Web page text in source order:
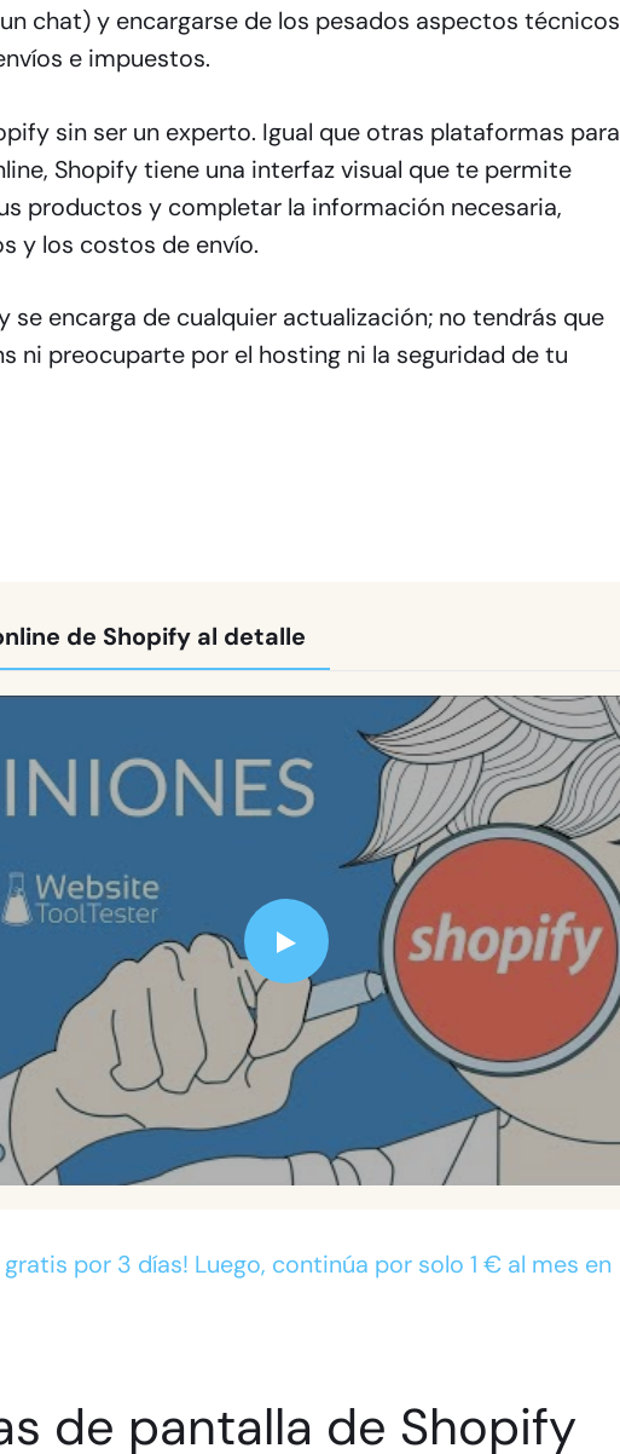
chat) y encargarse de los pesados aspectos técnicos
e impuestos.
sin ser un experto. Igual que otras plataformas para
Shopify tiene una interfaz visual que te permite
productos y completar la información necesaria,
y los costos de envío.
se encarga de cualquier actualización; no tendrás que
ni preocuparte por el hosting ni la seguridad de tu
de Shopify al detalle
gratis por 3 días! Luego, continúa por solo 1 € al mes en
de pantalla de Shopify